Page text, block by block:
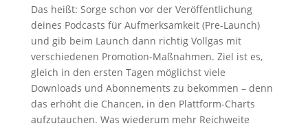
Das heißt: Sorge schon vor der Veröffentlichung
deines Podcasts für Aufmerksamkeit (Pre-Launch)
und gib beim Launch dann richtig Vollgas mit
verschiedenen Promotion-Maßnahmen. Ziel ist es,
gleich in den ersten Tagen möglichst viele
Downloads und Abonnements zu bekommen – denn
das erhöht die Chancen, in den Plattform-Charts
aufzutauchen. Was wiederum mehr Reichweite